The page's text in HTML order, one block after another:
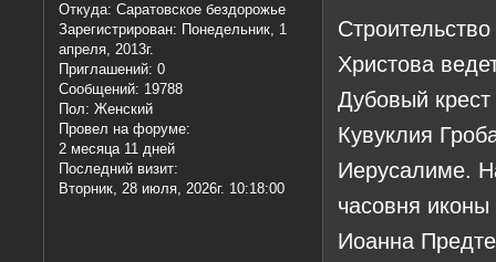
Откуда: Саратовское бездорожье
Зарегистрирован: Понедельник, 1
апреля, 2013г.
Приглашений: 0
Сообщений: 19788
Пол: Женский
Провел на форуме:
2 месяца 11 дней
Последний визит:
Вторник, 28 июля, 2026г. 10:18:00
Христова
Дубовый
Кувуклия
Иерусалиме.
часовня
Иоанна